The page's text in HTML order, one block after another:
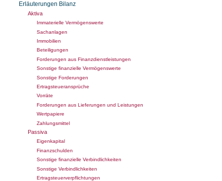
Erläuterungen Bilanz
Aktiva
Immaterielle Vermögenswerte
Sachanlagen
Immobilien
Beteiligungen
Forderungen aus Finanzdienstleistungen
Sonstige finanzielle Vermögenswerte
Sonstige Forderungen
Ertragsteueransprüche
Vorräte
Forderungen aus Lieferungen und Leistungen
Wertpapiere
Zahlungsmittel
Passiva
Eigenkapital
Finanzschulden
Sonstige finanzielle Verbindlichkeiten
Sonstige Verbindlichkeiten
Ertragsteuerverpflichtungen